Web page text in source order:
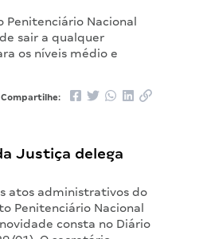
Nacional
sair a qualquer
os níveis médio e
Compartilhe:
Justiça delega
atos administrativos do
Penitenciário Nacional
consta no Diário